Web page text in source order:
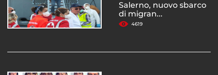
Salerno, nuovo sbarco
di migran...
4619